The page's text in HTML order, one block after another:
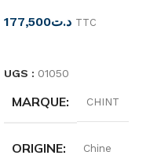
د.ت177,500
TTC
UGS : 01050
MARQUE CHINT
ORIGINE Chine